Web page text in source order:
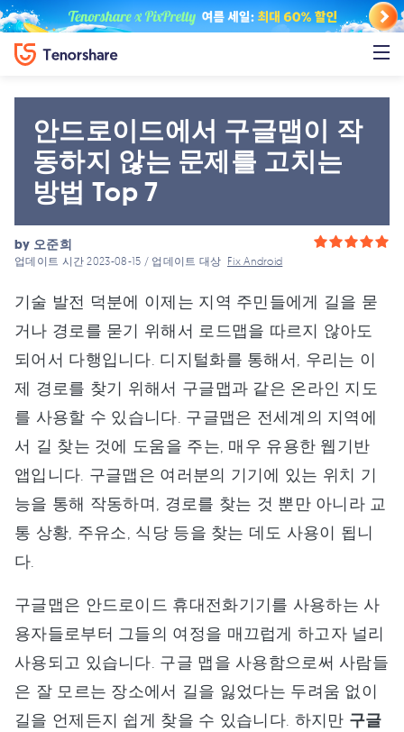
안드로이드에서 구글맵이 작
동하지 않는 문제를 고치는
방법 Top 7
by 오준희
업데이트 시간 2023-08-15 / 업데이트 대상 Fix Android
기술 발전 덕분에 이제는 지역 주민들에게 길을 묻
거나 경로를 묻기 위해서 로드맵을 따르지 않아도
되어서 다행입니다. 디지털화를 통해서, 우리는 이
제 경로를 찾기 위해서 구글맵과 같은 온라인 지도
를 사용할 수 있습니다. 구글맵은 전세계의 지역에
서 길 찾는 것에 도움을 주는, 매우 유용한 웹기반
앱입니다. 구글맵은 여러분의 기기에 있는 위치 기
능을 통해 작동하며, 경로를 찾는 것 뿐만 아니라 교
통 상황, 주유소, 식당 등을 찾는 데도 사용이 됩니
다.
구글맵은 안드로이드 휴대전화기기를 사용하는 사
용자들로부터 그들의 여정을 매끄럽게 하고자 널리
사용되고 있습니다. 구글 맵을 사용함으로써 사람들
은 잘 모르는 장소에서 길을 잃었다는 두려움 없이
길을 언제든지 쉽게 찾을 수 있습니다. 하지만 구글